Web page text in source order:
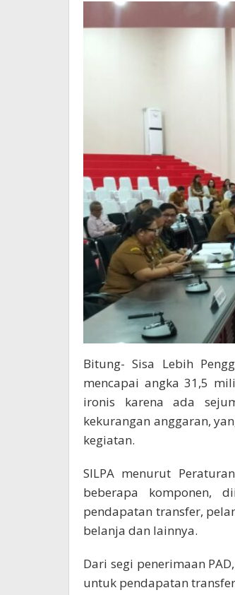
Bitung- Sisa Lebih
mencapai angka 31,5
ironis karena ada
kekurangan anggaran,
kegiatan.
SILPA menurut
beberapa komponen,
pendapatan transfer,
belanja dan lainnya.
Dari segi penerimaan
untuk pendapatan